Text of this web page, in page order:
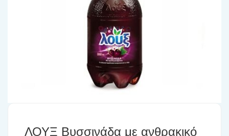
ΛΟΥΞ Βυσσινάδα με ανθρακικό